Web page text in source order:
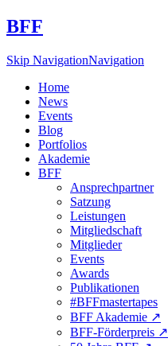
BFF
Skip NavigationNavigation
Home
News
Events
Blog
Portfolios
Akademie
BFF
Ansprechpartner
Satzung
Leistungen
Mitgliedschaft
Mitglieder
Events
Awards
Publikationen
#BFFmastertapes
BFF Akademie ↗︎
BFF-Förderpreis ↗︎